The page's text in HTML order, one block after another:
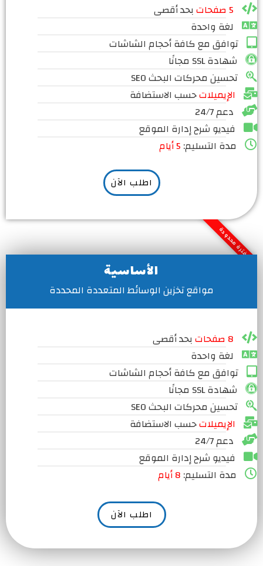
5 صفحات
بحد أقصى
لغة واحدة
توافق مع كافة أحجام الشاشات
شهادة SSL مجانًا
تحسين محركات البحث SEO
الإيميلاتحسب الاستضافة
دعم 24/7
فيديو شرح إدارة الموقع
مدة التسليم: 5 أيام
اطلب الآن
لفترة محدودة
الأساسية
مواقع تخزين الوسائط المتعددة المحددة
8 صفحات
بحد أقصى
لغة واحدة
توافق مع كافة أحجام الشاشات
شهادة SSL مجانًا
تحسين محركات البحث SEO
الإيميلاتحسب الاستضافة
دعم 24/7
فيديو شرح إدارة الموقع
مدة التسليم: 8 أيام
اطلب الآن